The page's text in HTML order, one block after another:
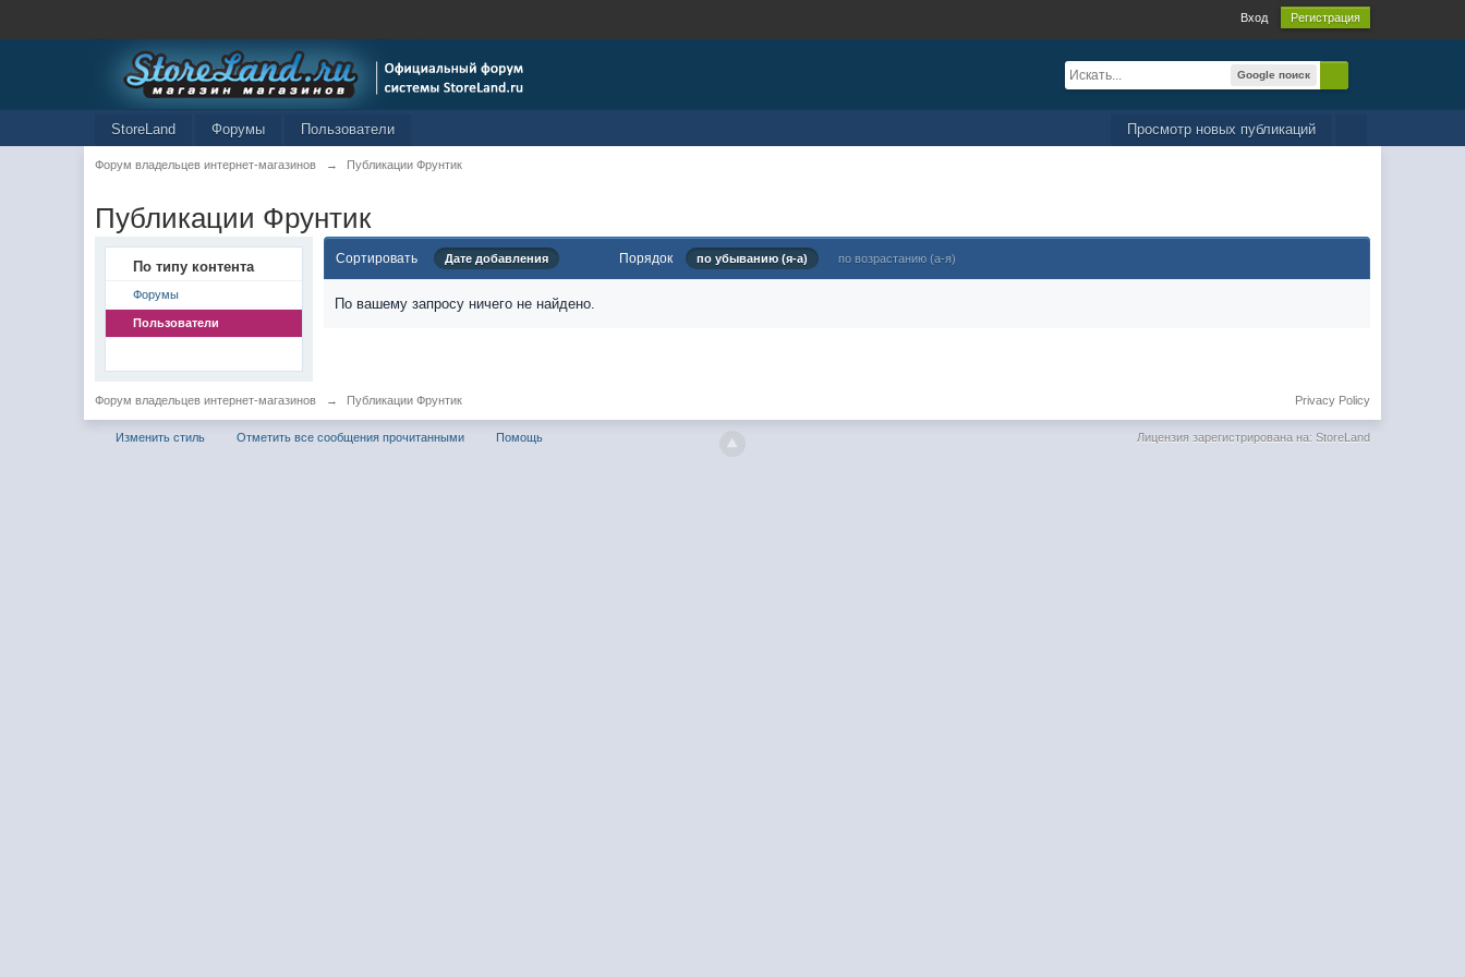
Вход Регистрация
Google поиск
Просмотр новых публикаций
StoreLand Форумы Пользователи
Форум владельцев интернет-магазинов → Публикации Фрунтик
Публикации Фрунтик
По типу контента
Форумы
Пользователи
Сортировать Дате добавления Порядок по убыванию (я-а) по возрастанию (а-я)
По вашему запросу ничего не найдено.
Форум владельцев интернет-магазинов → Публикации Фрунтик Privacy Policy
Изменить стиль Отметить все сообщения прочитанными Помощь Лицензия зарегистрирована на: StoreLand